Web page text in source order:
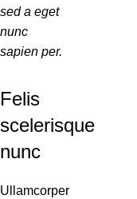
sed a eget
nunc
sapien per.
Felis
scelerisque
nunc
Ullamcorper